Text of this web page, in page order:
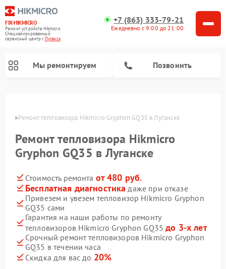
FIX-HIKMICRO
Ремонт устройств Hikmicro
Специализированный
cервисный центр г.Луганск
+7 (863) 333-79-21
Ежедневно с 9:00 до 21:00
Мы ремонтируем Позвонить
Ремонт тепловизора Hikmicro Gryphon GQ35 в Луганске
Ремонт тепловизора Hikmicro
Gryphon GQ35 в Луганске
Стоимость ремонта от 480 руб.
Бесплатная диагностика даже при отказе
Привезем и увезем тепловизор Hikmicro Gryphon
GQ35 сами
Гарантия на наши работы по ремонту
тепловизоров Hikmicro Gryphon GQ35до 3-х лет
Срочный ремонт тепловизоров Hikmicro Gryphon
GQ35 в течении часа
Скидка для вас до 20%